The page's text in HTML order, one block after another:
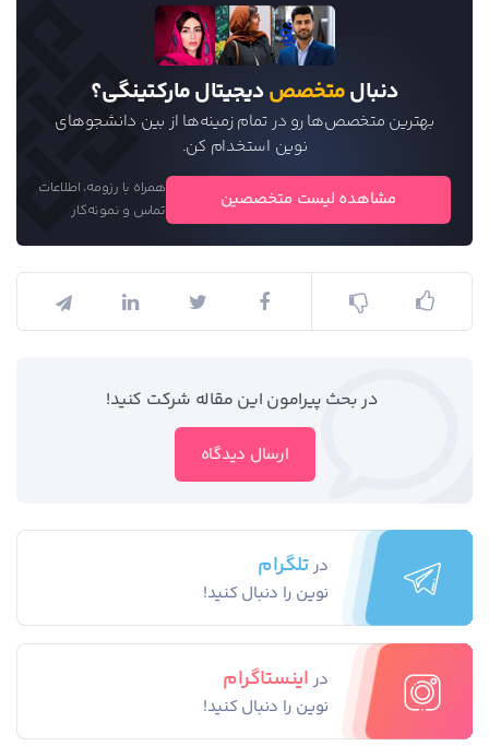
دنبالمتخصصدیجیتال مارکتینگی؟
بهترین متخصص‌ها رو در تمام زمینه‌ها از بین دانشجو‌های
نوین استخدام کن.
مشاهده لیست متخصصین
همراه با رزومه، اطلاعات
تماس و نمونه‌کار
در بحث‌‌ پیرامون این مقاله شرکت کنید!
ارسال دیدگاه
درتلگرام
نوین را دنبال کنید!
در اینستاگرام
نوین را دنبال کنید!